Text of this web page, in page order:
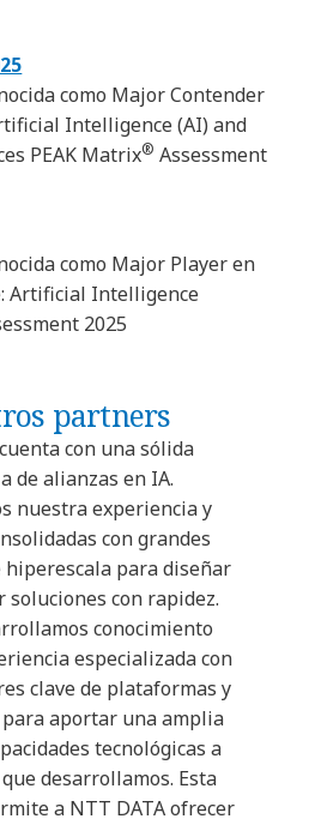
como Major Contender
Intelligence (AI) and
PEAK Matrix® Assessment
como Major Player en
Artificial Intelligence
2025
partners
con una sólida
de alianzas en IA.
nuestra experiencia y
con grandes
hiperescala para diseñar
con rapidez.
conocimiento
especializada con
clave de plataformas y
aportar una amplia
tecnológicas a
desarrollamos. Esta
a NTT DATA ofrecer